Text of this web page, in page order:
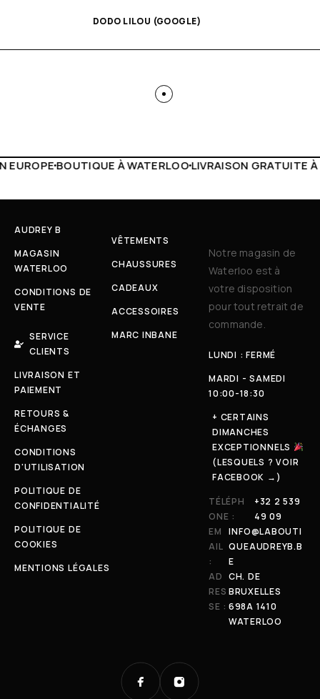
DODO LILOU (GOOGLE)
LIVRAISON GRATUITE À PARTIR DE 150€LIVE
AUDREY B
MAGASIN
WATERLOO
CONDITIONS DE
VENTE
SERVICE
CLIENTS
LIVRAISON ET
PAIEMENT
RETOURS &
ÉCHANGES
CONDITIONS
D'UTILISATION
POLITIQUE DE
CONFIDENTIALITÉ
POLITIQUE DE
COOKIES
MENTIONS LÉGALES
VÊTEMENTS
CHAUSSURES
CADEAUX
ACCESSOIRES
MARC INBANE
Notre magasin de
Waterloo est à
votre disposition
pour tout retrait de
commande.
LUNDI : FERMÉ
MARDI - SAMEDI
10:00-18:30
+ CERTAINS
DIMANCHES
EXCEPTIONNELS
(LESQUELS ? VOIR
FACEBOOK →)
TÉLÉPH
ONE :
+32 2 539
49 09
EM
AIL
:
INFO@LABOUTI
QUEAUDREYB.B
E
AD
RES
SE :
CH. DE
BRUXELLES
698A 1410
WATERLOO